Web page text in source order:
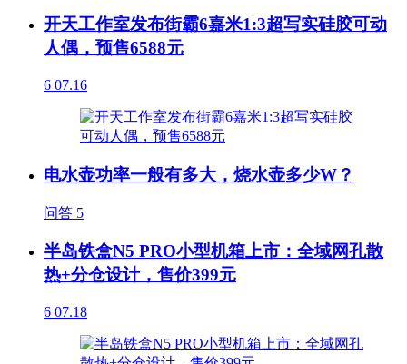
开天工作室发布街霸6嘉米1:3超写实硅胶可动
人偶，预售6588元
6 07.16
电水壶功率一般有多大，烧水壶多少W？
问答 5
半岛铁盒N5 PRO小型机箱上市：全域网孔散
热+分仓设计，售价399元
6 07.18